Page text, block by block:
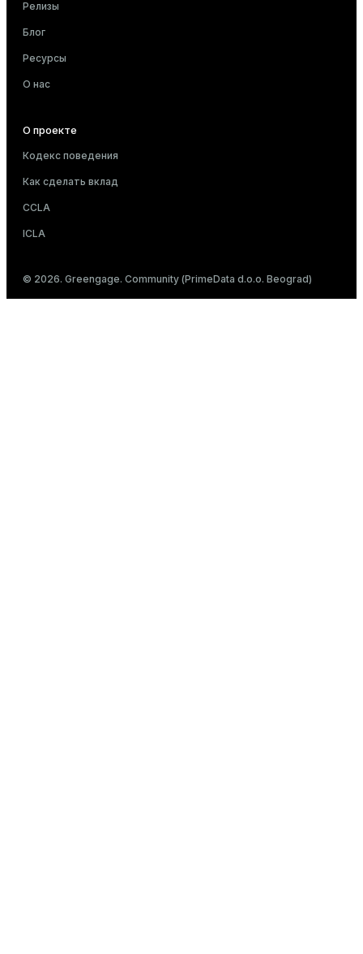
Релизы
Блог
Ресурсы
О нас
О проекте
Кодекс поведения
Как сделать вклад
CCLA
ICLA
© 2026. Greengage. Community (PrimeData d.o.o. Beograd)